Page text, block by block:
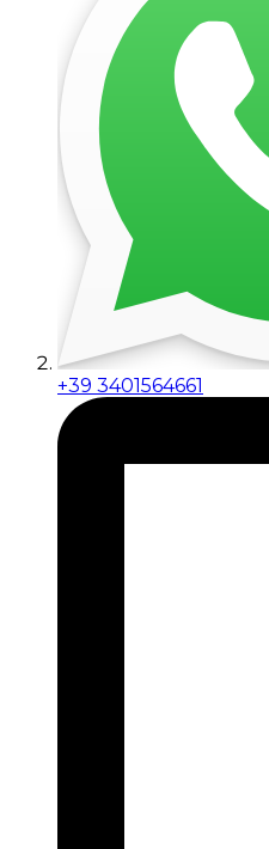
+39 3401564661